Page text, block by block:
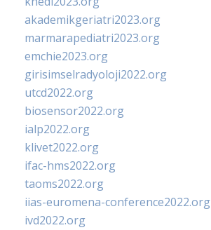
akademikgeriatri2023.org
marmarapediatri2023.org
emchie2023.org
girisimselradyoloji2022.org
utcd2022.org
biosensor2022.org
ialp2022.org
klivet2022.org
ifac-hms2022.org
taoms2022.org
iias-euromena-conference2022.org
ivd2022.org